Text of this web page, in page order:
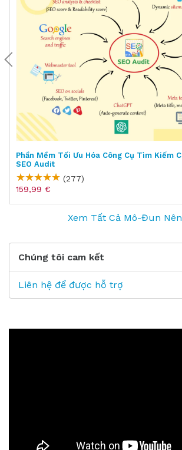
Phần Mềm Tối Ưu Hóa Công Cụ Tìm Kiếm
SEO Audit
(277)
159,99 €
Xem Tất Cả Mô-Đun
Chúng tôi cam kết
Liên hệ để được hỗ trợ